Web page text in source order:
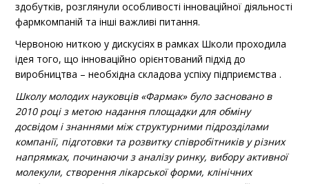
здобутків, розглянули особливості інноваційної діяльності
фармкомпаній та інші важливі питання.
Червоною ниткою у дискусіях в рамках Школи проходила
ідея того, що інноваційно орієнтований підхід до
виробництва – необхідна складова успіху підприємства .
Школу молодих науковців «Фармак» було засновано в
2010 році з метою надання площадки для обміну
досвідом і знаннями між структурними підрозділами
компанії, підготовки та розвитку співробітників у різних
напрямках, починаючи з аналізу ринку, вибору активної
молекули, створення лікарської форми, клінічних